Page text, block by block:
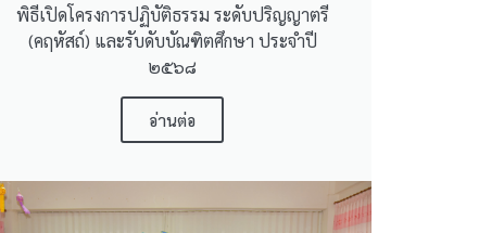
พิธีเปิดโครงการปฏิบัติธรรม ระดับปริญญาตรี
(คฤหัสถ์) และรับดับบัณฑิตศึกษา ประจำปี
๒๕๖๘
อ่านต่อ